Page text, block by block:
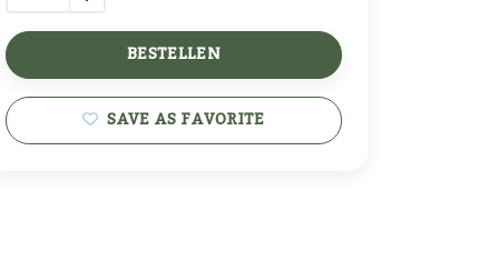
BESTELLEN
SAVE AS FAVORITE